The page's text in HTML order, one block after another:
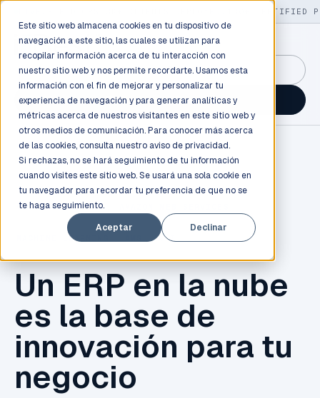
Este sitio web almacena cookies en tu dispositivo de
navegación a este sitio, las cuales se utilizan para
recopilar información acerca de tu interacción con
nuestro sitio web y nos permite recordarte. Usamos esta
información con el fin de mejorar y personalizar tu
experiencia de navegación y para generar analíticas y
métricas acerca de nuestros visitantes en este sitio web y
otros medios de comunicación. Para conocer más acerca
de las cookies, consulta nuestro aviso de privacidad.
Si rechazas, no se hará seguimiento de tu información
cuando visites este sitio web. Se usará una sola cookie en
tu navegador para recordar tu preferencia de que no se
te haga seguimiento.
Aceptar
Declinar
130+ CERTIFIED
GuidancePlex →
Talk to an engineer →
CLOUD COMPUTING
MACHINE LEARNING , A.I.
Un ERP en la nube
es la base de
innovación para tu
negocio